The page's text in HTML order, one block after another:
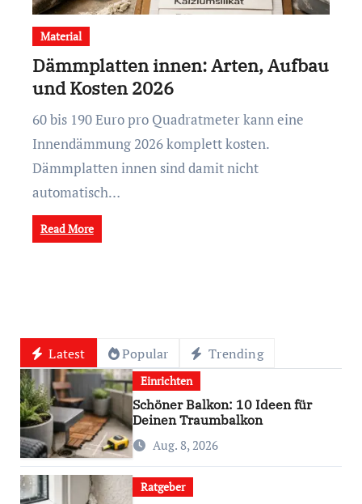
Material
Dämmplatten innen: Arten, Aufbau
und Kosten 2026
60 bis 190 Euro pro Quadratmeter kann eine
Innendämmung 2026 komplett kosten.
Dämmplatten innen sind damit nicht
automatisch…
Read More
Latest Popular Trending
Einrichten
Schöner Balkon: 10 Ideen für
Deinen Traumbalkon
Aug. 8, 2026
Ratgeber